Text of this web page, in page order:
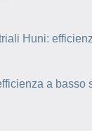
Huni:
a basso